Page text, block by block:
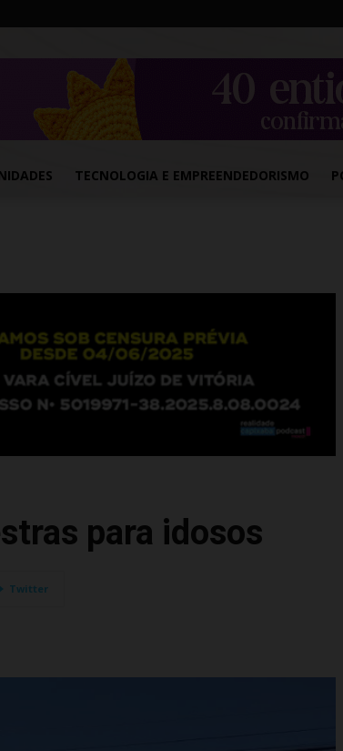
TECNOLOGIA E EMPREENDEDORISMO
para idosos
Twitter